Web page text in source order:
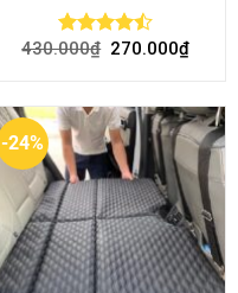
Rated
430.000₫ 270.000₫
-24%